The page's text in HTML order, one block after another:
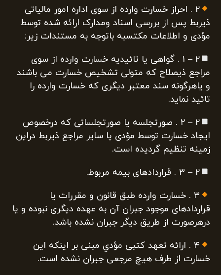
۲ . احراز خسارت وارده از سوی اداره امور مالياتی
ذيربط پس از بررسی اسناد ومدارک ارائه شده توسط
مؤدی و اطلاعات مکتسبه باتوجه به مستندات زير:
۲ – ۱ . گواهی يا تائيديه خسارت وارده از سوی
مراجع ذيصلاح که متولی تشخيص خسارت می باشند
و ياهرگونه سند معتبر ديگری که خسارت وارده را
تائيد نمايد.
۲ – ۲ . صورتجلسه يا صورتجلساتی که درخصوص
ايجاد خسارت توسط مؤدی يا ساير مراجع ذيربط دراين
زمينه تنظيم گرديده است.
۲ – ۳ . قراردادهای بيمه مربوط.
۳ . خسارت وارده طبق قانون و مقررات يا
قراردادهای موجود جبران آن به عهده ديگری نبوده و يا
درهرصورت از طريق ديگر جبران نشده باشد.
۴ . ارائه تعهد کتبی مؤدي مبنی بر اينکه اين
خسارت از طرف هيچ مرجعی جبران نشده است.